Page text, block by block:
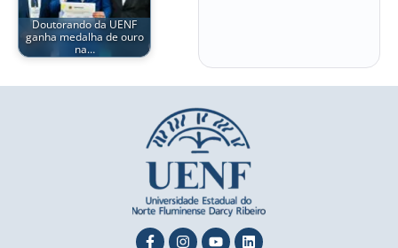
Doutorando da UENF
ganha medalha de ouro
na…